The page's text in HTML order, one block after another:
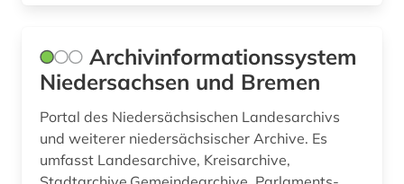
geschichte 1150-1350 (1)
geschichte 1300-1600 (1)
geschichte 1450-1700 (1)
geschichte 1450-1900 (1)
Archivinformationssystem
Niedersachsen und Bremen
Portal des Niedersächsischen Landesarchivs
und weiterer niedersächsischer Archive. Es
umfasst Landesarchive, Kreisarchive,